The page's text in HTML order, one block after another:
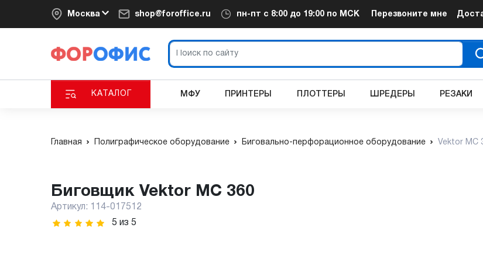
Москва shop@foroffice.ru пн-пт с 8:00 до 19:00 по МСК Перезвоните мне
КАТАЛОГ МФУ ПРИНТЕРЫ ПЛОТТЕРЫ ШРЕДЕРЫ РЕЗАКИ
Главная Полиграфическое оборудование Биговально-перфорационное оборудование Vektor MC
Биговщик Vektor MC 360
Артикул:
114-017512
5 из 5